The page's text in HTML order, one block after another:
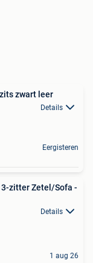
zwart leer
Details
Eergisteren
3-zitter Zetel/Sofa -
Details
1 aug 26